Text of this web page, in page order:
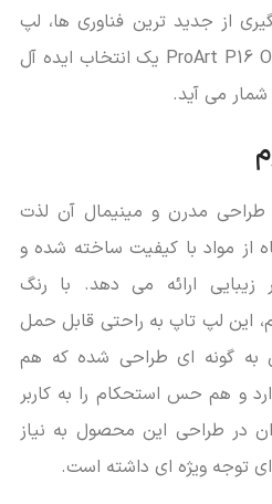
از جدید ترین فناوری‌ ها، لپ
تاپ ایسوس ProArt P16 OLED H7606WI یک انتخاب ایده‌ آل
شمار می‌ آید.
طراحی مدرن و مینیمال آن لذت
از مواد با کیفیت ساخته شده و
زیبایی ارائه می ‌دهد. با رنگ
وزن 1.85 کیلوگرم، این لپ تاپ به ‌راحتی قابل حمل
به گونه ‌ای طراحی شده که هم
و هم حس استحکام را به کاربر
در طراحی این محصول به نیاز
توجه ویژه‌ ای داشته است.